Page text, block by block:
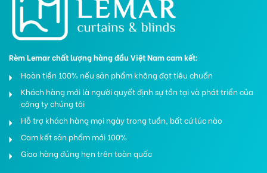
Rèm Lemar chất lượng hàng đầu Việt Nam cam kết:
Hoàn tiền 100% nếu sản phẩm không đạt tiêu chuẩn
Khách hàng mới là người quyết định sự tồn tại và phát triển của
công ty chúng tôi
Hỗ trợ khách hàng mọi ngày trong tuần, bất cứ lúc nào
Cam kết sản phẩm mới 100%
Giao hàng đúng hẹn trên toàn quốc